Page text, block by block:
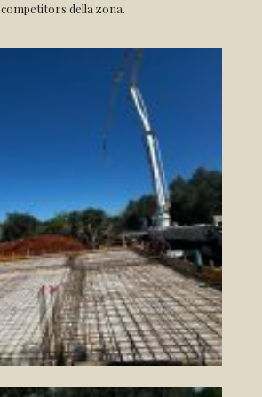
competitors della zona.